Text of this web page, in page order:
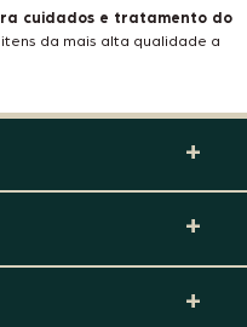
cuidados e tratamento do
da mais alta qualidade a